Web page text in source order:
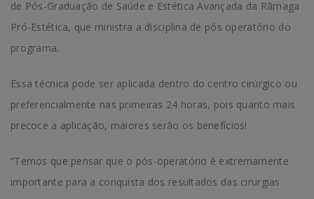
de Pós-Graduação de Saúde e Estética Avançada da Rãmaga
Pró-Estética, que ministra a disciplina de pós operatório do
programa.
Essa técnica pode ser aplicada dentro do centro cirúrgico ou
preferencialmente nas primeiras 24 horas, pois quanto mais
precoce a aplicação, maiores serão os benefícios!
“Temos que pensar que o pós-operatório é extremamente
importante para a conquista dos resultados das cirurgias